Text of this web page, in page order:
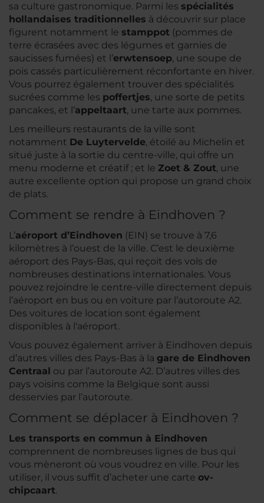
sa culture gastronomique. Parmi les spécialités
hollandaises traditionnelles à découvrir sur place
figurent notamment le stamppot (pommes de
terre écrasées avec des légumes et garnies de
saucisses fumées) et l’erwtensoep, une soupe de
pois cassés particulièrement réconfortante en hiver.
Vous pourrez également trouver des spécialités
sucrées comme les poffertjes, une sorte de petits
pancakes, et l’appeltaart, une tarte aux pommes.
Les meilleurs restaurants de la ville sont
notamment De Luytervelde, étoilé au Michelin et
situé juste à la sortie du centre-ville, qui offre un
menu moderne et créatif ; et le Zoet & Zout, une
autre excellente option qui propose un grand choix
de plats.
Comment se rendre à Eindhoven ?
L’aéroport d’Eindhoven (EIN) se trouve à 7,6
kilomètres à l’ouest de la ville. C’est le deuxième
aéroport des Pays-Bas, qui reçoit des vols de
nombreuses destinations internationales. Vous
pouvez rejoindre le centre-ville directement depuis
l’aéroport en bus ou en voiture par l’autoroute A2.
Des voitures de location sont également
disponibles à l'aéroport.
Vous pouvez également arriver à Eindhoven depuis
d’autres villes des Pays-Bas à la gare de Eindhoven
Centraal ou par l’autoroute A2. D’autres villes des
pays voisins comme la Belgique sont aussi
desservies par l’autoroute.
Comment se déplacer à Eindhoven ?
Les transports en commun à Eindhoven
comprennent de nombreuses lignes de bus qui
vous mèneront où vous voudrez en ville. Pour les
utiliser, il vous suffit d’acheter une carte ov-
chipcaart.